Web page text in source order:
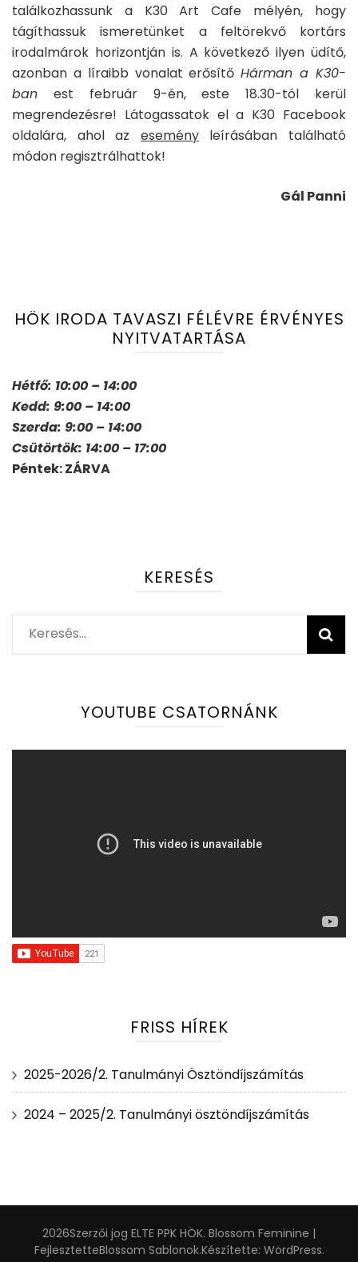
találkozhassunk a K30 Art Cafe mélyén, hogy
tágíthassuk ismeretünket a feltörekvő kortárs
irodalmárok horizontján is. A következő ilyen üdítő,
azonban a líraibb vonalat erősítőHárman a K30-
ban est február 9-én, este 18.30-tól kerül
megrendezésre! Látogassatok el a K30 Facebook
oldalára, ahol az eseményleírásában található
módon regisztrálhattok!
Gál Panni
HÖK IRODA TAVASZI FÉLÉVRE ÉRVÉNYES
NYITVATARTÁSA
Hétfő: 10:00 – 14:00
Kedd: 9:00 – 14:00
Szerda: 9:00 – 14:00
Csütörtök: 14:00 – 17:00
Péntek: ZÁRVA
KERESÉS
Keresés:
YOUTUBE CSATORNÁNK
FRISS HÍREK
2025-2026/2. Tanulmányi Ösztöndíjszámítás
2024 – 2025/2. Tanulmányi ösztöndíjszámítás
2026Szerzői jog ELTE PPK HÖK. Blossom Feminine |
FejlesztetteBlossom Sablonok.Készítette: WordPress.